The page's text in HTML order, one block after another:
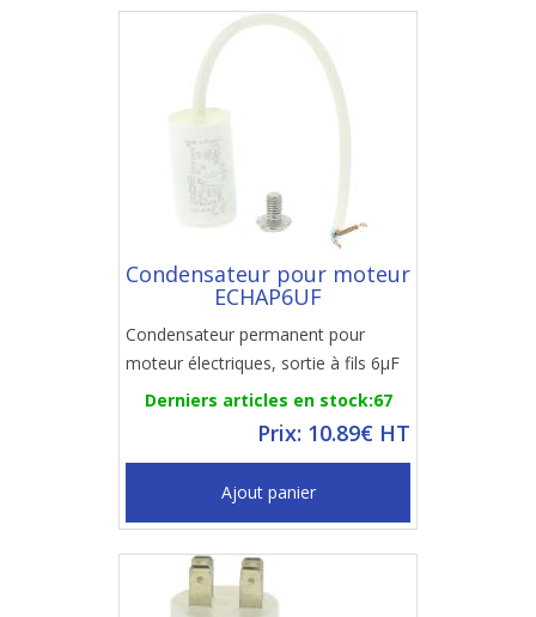
Condensateur pour moteur
ECHAP6UF
Condensateur permanent pour
moteur électriques, sortie à fils 6µF
Derniers articles en stock:67
Prix: 10.89€ HT
Ajout panier